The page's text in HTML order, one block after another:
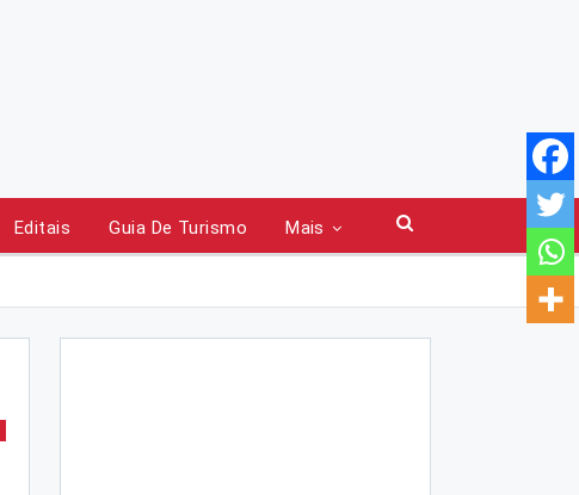
Editais Guia De Turismo Mais